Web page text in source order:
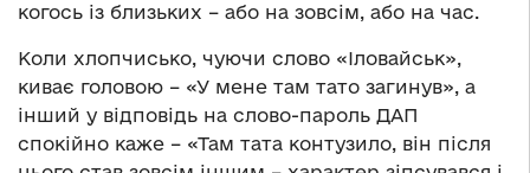
когось із близьких – або на зовсім, або на час.
Коли хлопчисько, чуючи слово «Іловайськ»,
киває головою – «У мене там тато загинув», а
інший у відповідь на слово-пароль ДАП
спокійно каже – «Там тата контузило, він після